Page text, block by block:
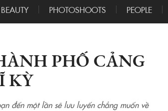
BEAUTY PHOTOSHOOTS PEOPLE
PHỐ CẢNG
KỲ
đến một lần sẽ lưu luyến chẳng muốn về